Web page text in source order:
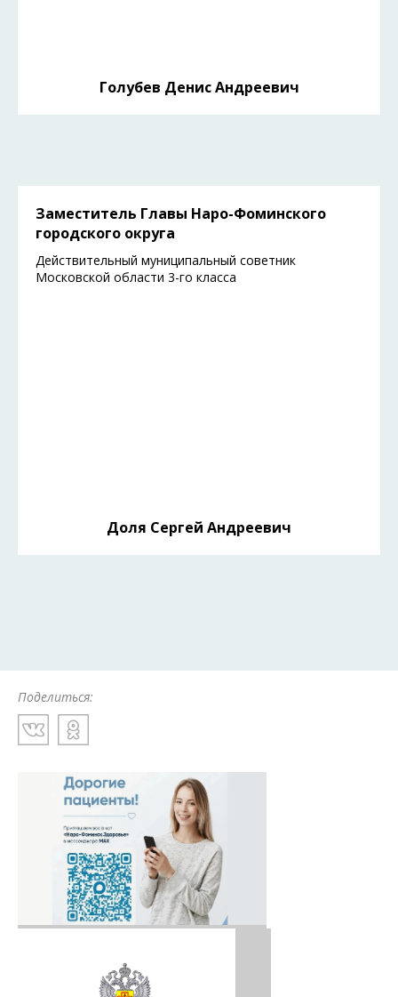
Голубев Денис Андреевич
Заместитель Главы Наро-Фоминского
городского округа
Действительный муниципальный советник
Московской области 3-го класса
Доля Сергей Андреевич
Поделиться: